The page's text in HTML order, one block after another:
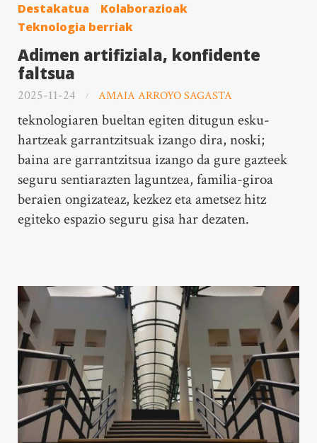
Destakatua
Kolaborazioak
Teknologia berriak
Adimen artifiziala, konfidente
faltsua
2025-11-24 AMAIA ARROYO SAGASTA
teknologiaren bueltan egiten ditugun esku-
hartzeak garrantzitsuak izango dira, noski;
baina are garrantzitsua izango da gure gazteek
seguru sentiarazten laguntzea, familia-giroa
beraien ongizateaz, kezkez eta ametsez hitz
egiteko espazio seguru gisa har dezaten.